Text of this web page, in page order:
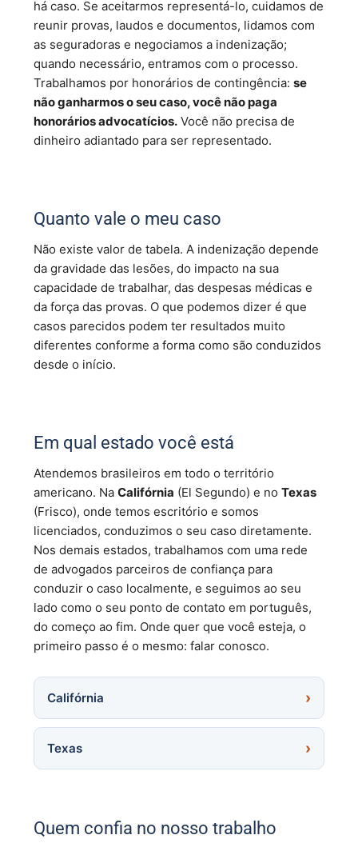
há caso. Se aceitarmos representá-lo, cuidamos de
reunir provas, laudos e documentos, lidamos com
as seguradoras e negociamos a indenização;
quando necessário, entramos com o processo.
Trabalhamos por honorários de contingência: se
não ganharmos o seu caso, você não paga
honorários advocatícios. Você não precisa de
dinheiro adiantado para ser representado.
Quanto vale o meu caso
Não existe valor de tabela. A indenização depende
da gravidade das lesões, do impacto na sua
capacidade de trabalhar, das despesas médicas e
da força das provas. O que podemos dizer é que
casos parecidos podem ter resultados muito
diferentes conforme a forma como são conduzidos
desde o início.
Em qual estado você está
Atendemos brasileiros em todo o território
americano. Na Califórnia (El Segundo) e no Texas
(Frisco), onde temos escritório e somos
licenciados, conduzimos o seu caso diretamente.
Nos demais estados, trabalhamos com uma rede
de advogados parceiros de confiança para
conduzir o caso localmente, e seguimos ao seu
lado como o seu ponto de contato em português,
do começo ao fim. Onde quer que você esteja, o
primeiro passo é o mesmo: falar conosco.
Califórnia
Texas
Quem confia no nosso trabalho